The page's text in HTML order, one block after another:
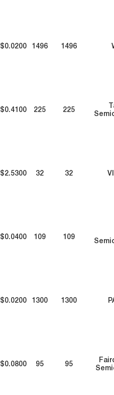
$0.0200 1496 1496
$0.4100 225 225
$2.5300 32 32
$0.0400 109 109
$0.0200 1300 1300
$0.0800 95 95